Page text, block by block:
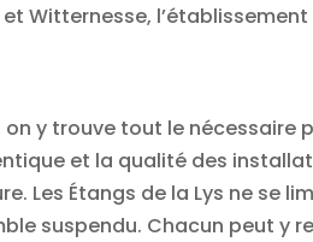
Witternesse,
on y trouve tout le
et la qualité des
Les Étangs de la Lys ne se
suspendu. Chacun peut y